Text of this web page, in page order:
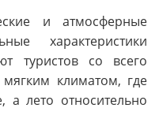
и атмосферные
характеристики
туристов со всего
климатом, где
лето относительно